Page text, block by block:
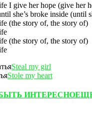
I give her hope (give her
she’s broke inside (until
(the story of, the story of)
(the story of, the story of)
Steal my girl
Stole my heart
ИНТЕРЕСНО